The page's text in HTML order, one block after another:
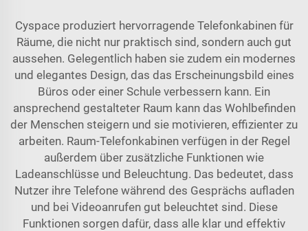
Cyspace produziert hervorragende Telefonkabinen für
Räume, die nicht nur praktisch sind, sondern auch gut
aussehen. Gelegentlich haben sie zudem ein modernes
und elegantes Design, das das Erscheinungsbild eines
Büros oder einer Schule verbessern kann. Ein
ansprechend gestalteter Raum kann das Wohlbefinden
der Menschen steigern und sie motivieren, effizienter zu
arbeiten. Raum-Telefonkabinen verfügen in der Regel
außerdem über zusätzliche Funktionen wie
Ladeanschlüsse und Beleuchtung. Das bedeutet, dass
Nutzer ihre Telefone während des Gesprächs aufladen
und bei Videoanrufen gut beleuchtet sind. Diese
Funktionen sorgen dafür, dass alle klar und effektiv